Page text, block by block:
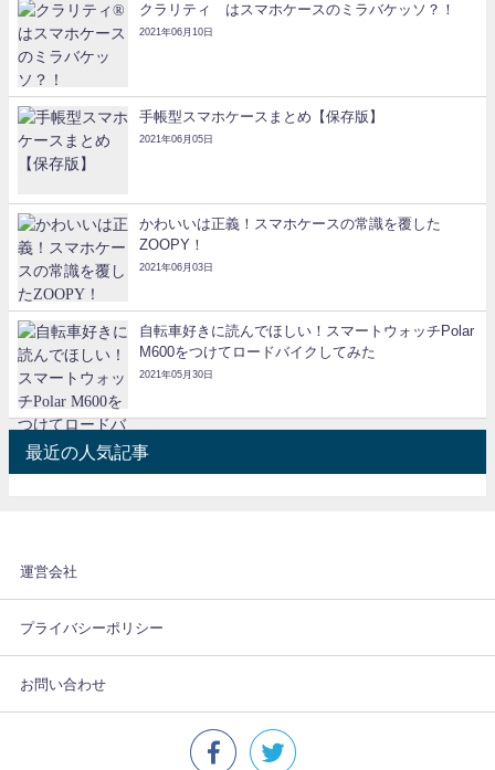
クラリティ®はスマホケースのミラバケッソ？！
2021年06月10日
手帳型スマホケースまとめ【保存版】
2021年06月05日
かわいいは正義！スマホケースの常識を覆した
ZOOPY！
2021年06月03日
自転車好きに読んでほしい！スマートウォッチPolar
M600をつけてロードバイクしてみた
2021年05月30日
最近の人気記事
運営会社
プライバシーポリシー
お問い合わせ